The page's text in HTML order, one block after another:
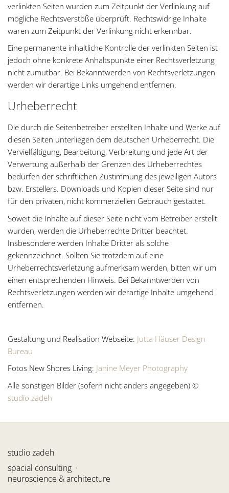
verlinkten Seiten wurden zum Zeitpunkt der Verlinkung auf
mögliche Rechtsverstöße überprüft. Rechtswidrige Inhalte
waren zum Zeitpunkt der Verlinkung nicht erkennbar.
Eine permanente inhaltliche Kontrolle der verlinkten Seiten ist
jedoch ohne konkrete Anhaltspunkte einer Rechtsverletzung
nicht zumutbar. Bei Bekanntwerden von Rechtsverletzungen
werden wir derartige Links umgehend entfernen.
Urheberrecht
Die durch die Seitenbetreiber erstellten Inhalte und Werke auf
diesen Seiten unterliegen dem deutschen Urheberrecht. Die
Vervielfältigung, Bearbeitung, Verbreitung und jede Art der
Verwertung außerhalb der Grenzen des Urheberrechtes
bedürfen der schriftlichen Zustimmung des jeweiligen Autors
bzw. Erstellers. Downloads und Kopien dieser Seite sind nur
für den privaten, nicht kommerziellen Gebrauch gestattet.
Soweit die Inhalte auf dieser Seite nicht vom Betreiber erstellt
wurden, werden die Urheberrechte Dritter beachtet.
Insbesondere werden Inhalte Dritter als solche
gekennzeichnet. Sollten Sie trotzdem auf eine
Urheberrechtsverletzung aufmerksam werden, bitten wir um
einen entsprechenden Hinweis. Bei Bekanntwerden von
Rechtsverletzungen werden wir derartige Inhalte umgehend
entfernen.
Gestaltung und Realisation Webseite: Jutta Häuser Design
Bureau
Fotos New Shores Living: Janine Meyer Photography
Alle sonstigen Bilder (sofern nicht anders angegeben) ©
studio zadeh
studio zadeh
spacial consulting ·
neuroscience & architecture